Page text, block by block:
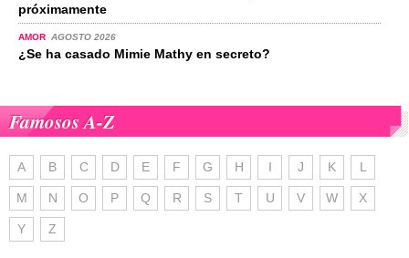
próximamente
AMOR AGOSTO 2026
¿Se ha casado Mimie Mathy en secreto?
Famosos A-Z
A B C D E F G H I J K L
M N O P Q R S T U V W X
Y Z